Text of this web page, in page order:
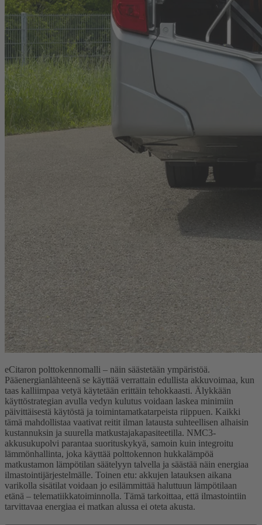
eCitaron polttokennomalli – näin säästetään ympäristöä.
Pääenergianlähteenä se käyttää verrattain edullista akkuvoimaa, kun
taas kalliimpaa vetyä käytetään erittäin tehokkaasti. Älykkään
käyttöstrategian avulla vedyn kulutus voidaan laskea minimiin
päivittäisestä käytöstä ja toimintamatkatarpeista riippuen. Kaikki
tämä mahdollistaa vaativat reitit ilman latausta suhteellisen alhaisin
kustannuksin ja suurella matkustajakapasiteetilla. NMC3-
akkusukupolvi parantaa suorituskykyä, samoin kuin integroitu
lämmönhallinta, joka käyttää polttokennon hukkalämpöä
matkustamon lämpötilan säätelyyn talvella ja säästää näin energiaa
ilmastointijärjestelmälle. Toinen etu: akkujen latauksen aikana
varikolla sisätilat voidaan jo esilämmittää haluttuun lämpötilaan
etänä – telematiikkatoiminnolla. Tämä tarkoittaa, että ilmastointiin
tarvittavaa energiaa ei matkan alussa ei oteta akusta.